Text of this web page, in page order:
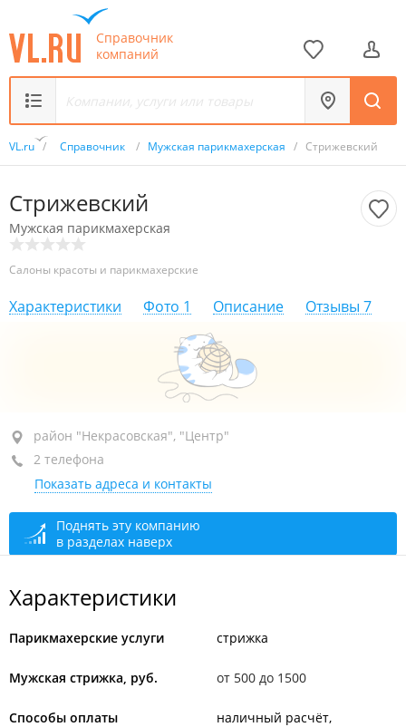
Справочник
компаний
VL.ru / Справочник / Мужская парикмахерская / Стрижевский
Стрижевский
Мужская парикмахерская
Салоны красоты и парикмахерские
Характеристики Фото 1 Описание Отзывы 7
район "Некрасовская", ул. Некрасовская, 96
открыто: 09:00–21:00
район "Некрасовская", "Центр"
2 телефона
Показать адреса и контакты
Поднять эту компанию
в разделах наверх
Характеристики
Парикмахерские услуги стрижка
Мужская стрижка, руб. от 500 до 1500
Способы оплаты
наличный расчёт